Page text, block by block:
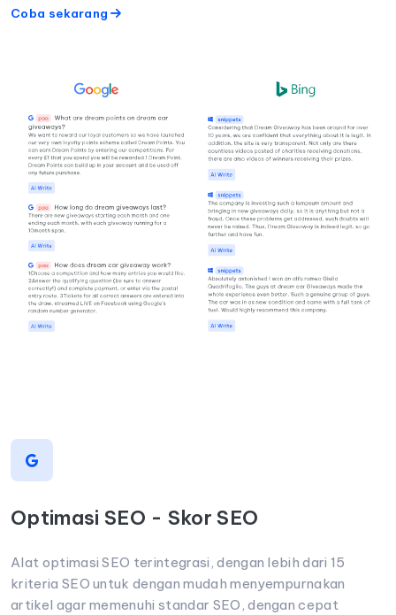
Coba sekarang
Optimasi SEO - Skor SEO
Alat optimasi SEO terintegrasi, dengan lebih dari 15
kriteria SEO untuk dengan mudah menyempurnakan
artikel agar memenuhi standar SEO, dengan cepat